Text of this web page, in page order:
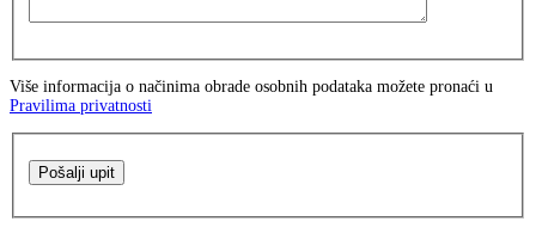
Više informacija o načinima obrade osobnih podataka možete pronaći u
Pravilima privatnosti
Pošalji upit